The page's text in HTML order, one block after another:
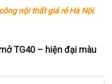
nội thất giá rẻ Hà Nội.
TG40 – hiện đại màu